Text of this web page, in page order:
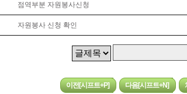
점역부분 자원봉사신청
자원봉사 신청 확인